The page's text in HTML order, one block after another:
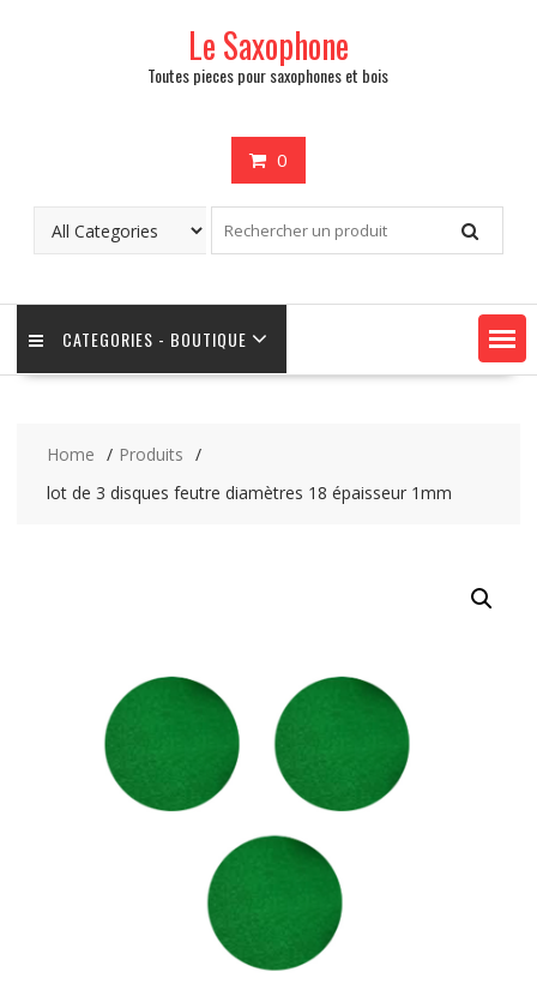
Le Saxophone
Toutes pieces pour saxophones et bois
0
CATEGORIES - BOUTIQUE
Home
Produits
lot de 3 disques feutre diamètres 18 épaisseur 1mm